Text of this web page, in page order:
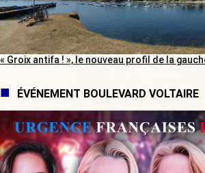
« Groix antifa ! », le nouveau profil de la
ÉVÉNEMENT BOULEVARD VOLTAIRE